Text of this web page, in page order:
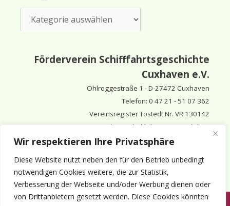
Wir respektieren Ihre Privatsphäre
Diese Website nutzt neben den für den Betrieb unbedingt
notwendigen Cookies weitere, die zur Statistik,
Verbesserung der Webseite und/oder Werbung dienen oder
von Drittanbietern gesetzt werden. Diese Cookies könnten
Förderverein Schifffahrtsgeschichte
Cuxhaven e.V.
Ohlroggestraße 1 - D-27472 Cuxhaven
Telefon: 0 47 21 - 51 07 362
Vereinsregister Tostedt Nr. VR 130142
Vorsitzender & inhaltlich Verantwortlicher:
Horst Huthsfeldt
Stellv. Vorsitzender: Eberhard Hewicker